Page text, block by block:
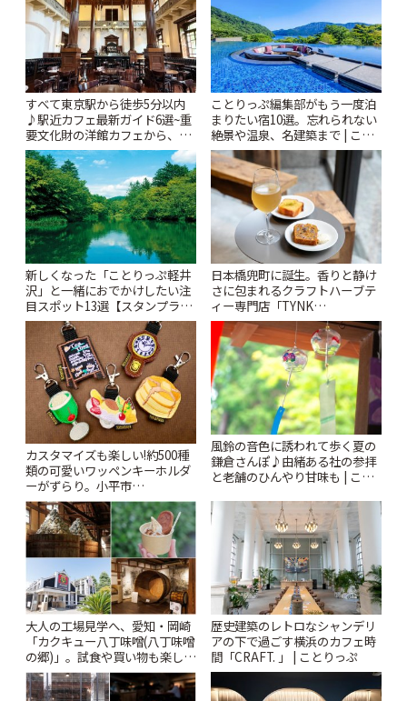
すべて東京駅から徒歩5分以内
♪駅近カフェ最新ガイド6選~重
要文化財の洋館カフェから、改
札すぐのレトロ喫茶まで~ | こと
りっぷ
ことりっぷ編集部がもう一度泊
まりたい宿10選。忘れられない
絶景や温泉、名建築まで | こと
りっぷ
新しくなった「ことりっぷ軽井
沢」と一緒におでかけしたい注
目スポット13選【スタンプラリ
ー開催中】 | ことりっぷ
日本橋兜町に誕生。香りと静け
さに包まれるクラフトハーブテ
ィー専門店「TYNK
Kabutocho」 | ことりっぷ
カスタマイズも楽しい!約500種
類の可愛いワッペンキーホルダ
ーがずらり。小平市
「Kimamaya T&K」 | ことりっ
ぷ
風鈴の音色に誘われて歩く夏の
鎌倉さんぽ♪由緒ある社の参拝
と老舗のひんやり甘味も | こと
大人の工場見学へ、愛知・岡崎
「カクキュー八丁味噌(八丁味噌
の郷)」。試食や買い物も楽しみ
♪ | ことりっぷ
歴史建築のレトロなシャンデリ
アの下で過ごす横浜のカフェ時
間「CRAFT. 」 | ことりっぷ